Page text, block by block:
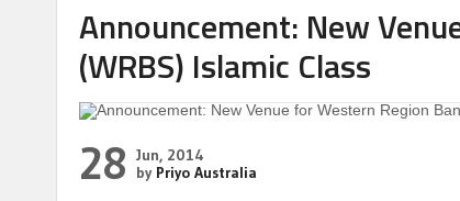
Announcement: New
(WRBS) Islamic Class
28 Jun, 2014
by Priyo Australia